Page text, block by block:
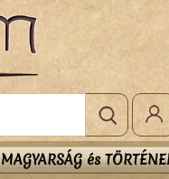
MAGYARSÁG és